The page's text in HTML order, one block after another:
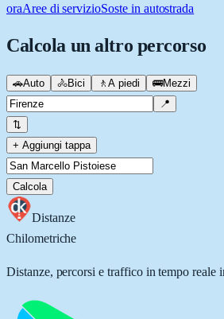
oraAree di servizioSoste in autostrada
Calcola un altro percorso
🚗Auto 🚴Bici 🚶 A piedi 🚌Mezzi
📍
⇅
+ Aggiungi tappa
Calcola
Distanze
Chilometriche
Distanze, percorsi e traffico in tempo reale